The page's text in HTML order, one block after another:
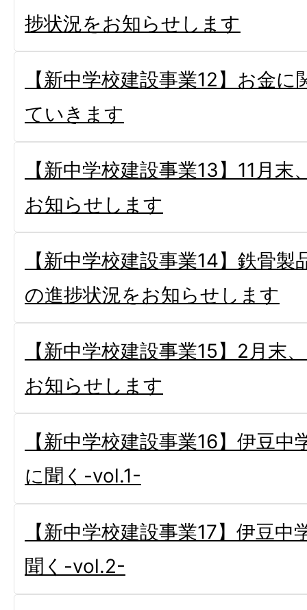
捗状況をお知らせします
【新中学校建設事業12】お金
ていきます
【新中学校建設事業13】11月
お知らせします
【新中学校建設事業14】鉄骨
の進捗状況をお知らせします
【新中学校建設事業15】2月末
お知らせします
【新中学校建設事業16】伊豆
に聞く-vol.1-
【新中学校建設事業17】伊豆
聞く-vol.2-